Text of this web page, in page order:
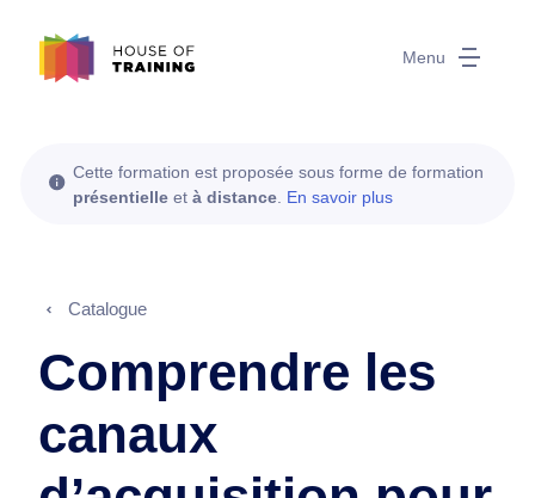
Menu
Cette formation est proposée sous forme de formation
présentielle et à distance En savoir plus
Catalogue
Comprendre les
canaux